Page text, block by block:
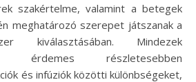
szakértelme, valamint a betegek
meghatározó szerepet játszanak a
kiválasztásában. Mindezek
érdemes részletesebben
és infúziók közötti különbségeket,